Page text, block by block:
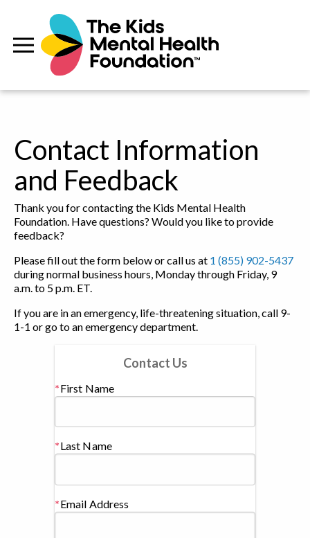
Contact Information
and Feedback
Thank you for contacting the Kids Mental Health
Foundation. Have questions? Would you like to provide
feedback?
Please fill out the form below or call us at 1 (855) 902-5437
during normal business hours, Monday through Friday, 9
a.m. to 5 p.m. ET.
If you are in an emergency, life-threatening situation, call 9-
1-1 or go to an emergency department.
Contact Us
First Name
Last Name
Email Address